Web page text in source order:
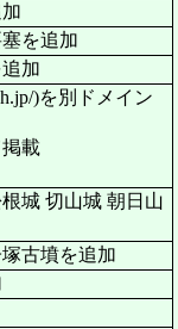
を追加
加
)を別ドメイン
載
城 切山城 朝日山
古墳を追加